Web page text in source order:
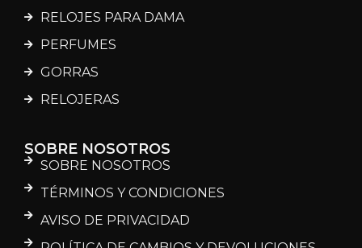
RELOJES PARA DAMA
PERFUMES
GORRAS
RELOJERAS
SOBRE NOSOTROS
SOBRE NOSOTROS
TÉRMINOS Y CONDICIONES
AVISO DE PRIVACIDAD